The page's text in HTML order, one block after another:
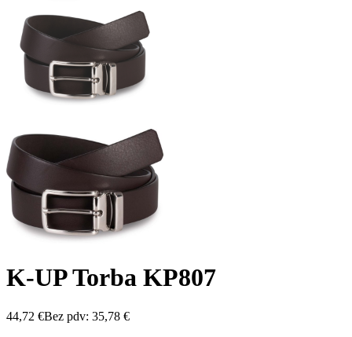
K-UP Torba KP807
44,72 €Bez pdv: 35,78 €